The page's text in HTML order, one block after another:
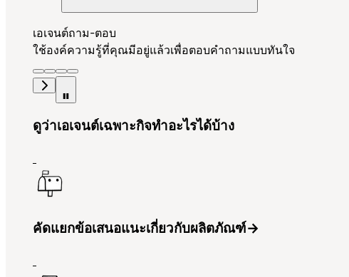
เอเจนต์ถาม-ตอบ
ใช้องค์ความรู้ที่คุณมีอยู่แล้วเพื่อตอบคำถามแบบทันใจ
ดูว่าเอเจนต์เฉพาะกิจทำอะไรได้บ้าง
คัดแยกข้อเสนอแนะเกี่ยวกับผลิตภัณฑ์→